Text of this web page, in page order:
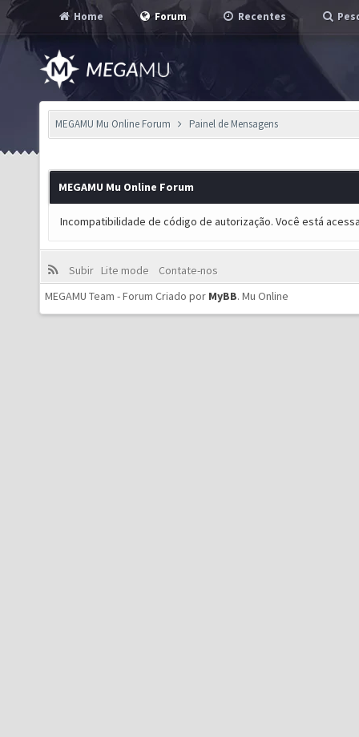
Home Forum Recentes
MEGAMU Mu Online Forum Painel de Mensagens
MEGAMU Mu Online Forum
Incompatibilidade de código de autorização. Você está
Subir Lite mode
Contate-nos
MEGAMU Team - Forum Criado por MyBB. Mu Online